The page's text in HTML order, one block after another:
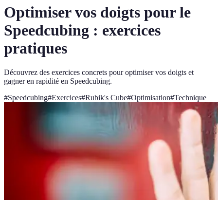
Optimiser vos doigts pour le
Speedcubing : exercices
pratiques
Découvrez des exercices concrets pour optimiser vos doigts et
gagner en rapidité en Speedcubing.
#Speedcubing#Exercices#Rubik's Cube#Optimisation#Technique